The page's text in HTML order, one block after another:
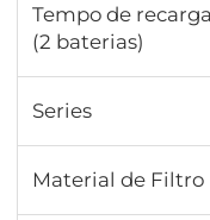
Tempo de recarga
(2 baterias)
Series
Material de Filtro